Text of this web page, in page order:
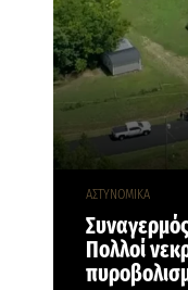
ΑΣΤΥΝΟΜΙΚΑ
Πολλοί